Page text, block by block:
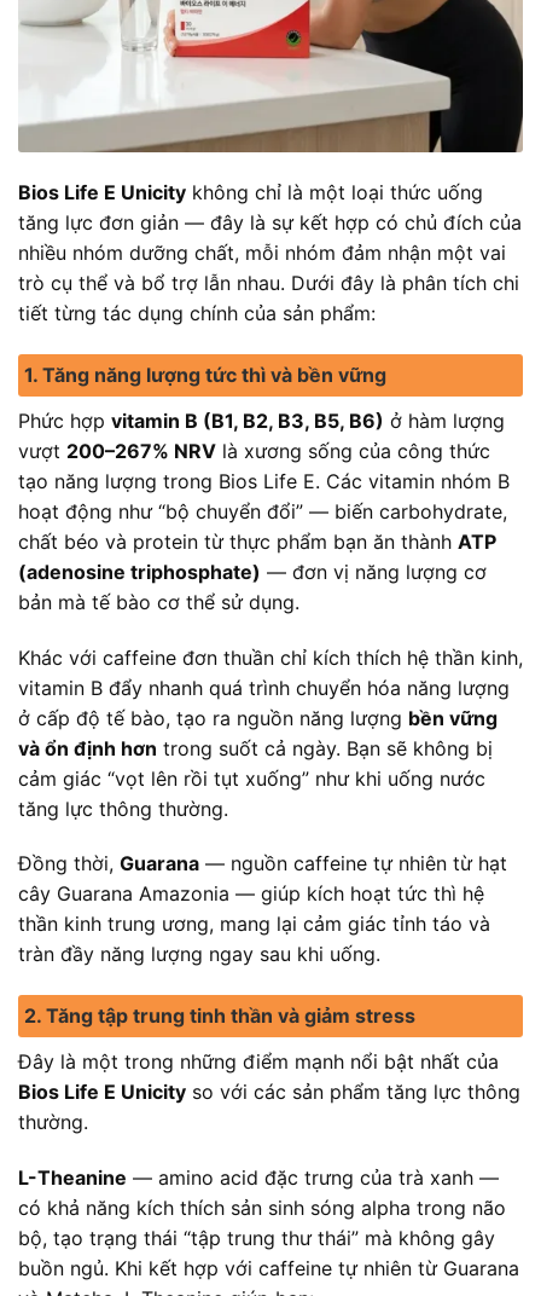
Bios Life E Unicity không chỉ là một loại thức uống
tăng lực đơn giản — đây là sự kết hợp có chủ đích của
nhiều nhóm dưỡng chất, mỗi nhóm đảm nhận một vai
trò cụ thể và bổ trợ lẫn nhau. Dưới đây là phân tích chi
tiết từng tác dụng chính của sản phẩm:
1. Tăng năng lượng tức thì và bền vững
Phức hợp vitamin B (B1, B2, B3, B5, B6) ở hàm lượng
vượt 200–267% NRV là xương sống của công thức
tạo năng lượng trong Bios Life E. Các vitamin nhóm B
hoạt động như “bộ chuyển đổi” — biến carbohydrate,
chất béo và protein từ thực phẩm bạn ăn thành ATP
(adenosine triphosphate) — đơn vị năng lượng cơ
bản mà tế bào cơ thể sử dụng.
Khác với caffeine đơn thuần chỉ kích thích hệ thần kinh,
vitamin B đẩy nhanh quá trình chuyển hóa năng lượng
ở cấp độ tế bào, tạo ra nguồn năng lượng bền vững
và ổn định hơn trong suốt cả ngày. Bạn sẽ không bị
cảm giác “vọt lên rồi tụt xuống” như khi uống nước
tăng lực thông thường.
Đồng thời, Guarana — nguồn caffeine tự nhiên từ hạt
cây Guarana Amazonia — giúp kích hoạt tức thì hệ
thần kinh trung ương, mang lại cảm giác tỉnh táo và
tràn đầy năng lượng ngay sau khi uống.
2. Tăng tập trung tinh thần và giảm stress
Đây là một trong những điểm mạnh nổi bật nhất của
Bios Life E Unicity so với các sản phẩm tăng lực thông
thường.
L-Theanine — amino acid đặc trưng của trà xanh —
có khả năng kích thích sản sinh sóng alpha trong não
bộ, tạo trạng thái “tập trung thư thái” mà không gây
buồn ngủ. Khi kết hợp với caffeine tự nhiên từ Guarana